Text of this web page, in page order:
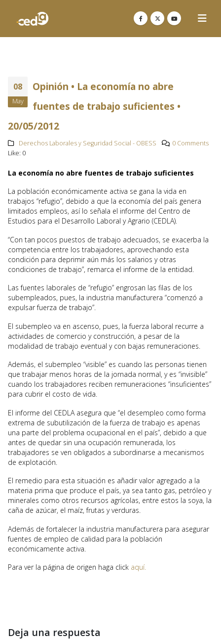
08
May
Opinión • La economía no abre
fuentes de trabajo suficientes •
20/05/2012
Derechos Laborales y Seguridad Social - OBESS
0 Comments
Like: 0
La economía no abre fuentes de trabajo suficientes
La población económicamente activa se gana la vida en
trabajos “refugio”, debido a que la economía del país genera
limitados empleos, así lo señala el informe del Centro de
Estudios para el Desarrollo Laboral y Agrario (CEDLA).
“Con tan pocos puestos de trabajo adecuados, se exacerba la
competencia entre los trabajadores, aprovechando esta
condición para deprimir aún más los salarios y otras
condiciones de trabajo”, remarca el informe de la entidad.
Las fuentes laborales de “refugio” engrosan las filas de los
subempleados, pues, la industria manufacturera “comenzó a
expulsar fuerza de trabajo”.
El subempleo va en ascenso, pues, la fuerza laboral recurre a
actividades de comercio y construcción, a pesar de la
modalidad de trabajo eventual y con bajas remuneraciones.
Además, el subempleo “visible” es cuando las personas tienen
que trabajar menos horas de la jornada normal, y es “invisible”
cuando los trabajadores reciben remuneraciones “insuficientes”
para cubrir el costo de vida.
El informe del CEDLA asegura que “el desempleo como forma
extrema de subutilización de la fuerza de trabajo es apenas
una parte del problema ocupacional en el país”, debido a que
antes de quedar sin una ocupación remunerada, los
trabajadores se ven obligados a subordinarse a mecanismos
de explotación.
El remedio para esta situación es añadir valor agregado a la
materia prima que produce el país, ya sea tanto gas, petróleo y
minerales como otros recursos agrícolas, entre estos la soya, la
caña de azúcar, el maíz, frutas y verduras.
Además de fortalecer la industria manufacturera para asegurar
fuentes de empleo de calidad para la población
económicamente activa.
Para ver la página de origen haga click aquí.
Deja una respuesta